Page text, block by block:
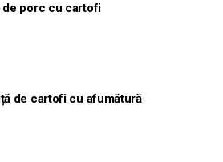
de porc cu cartofi
de cartofi cu afumătură